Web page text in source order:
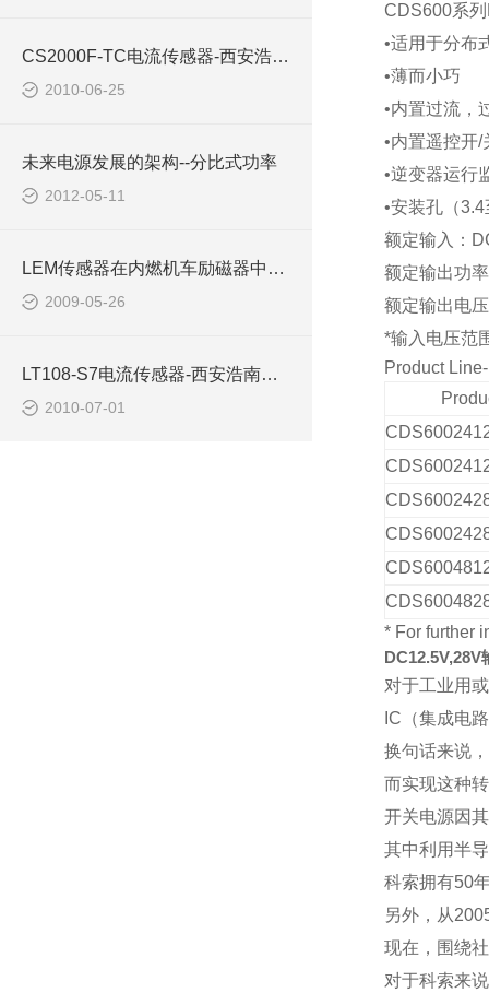
CS2000F-TC电流传感器-西安浩南电子科技商
2010-06-25
未来电源发展的架构--分比式功率
2012-05-11
LEM传感器在内燃机车励磁器中的应用西安浩南电子
2009-05-26
LT108-S7电流传感器-西安浩南电子科技有限公司
2010-07-01
CDS600系列
•适用于分布
•薄而小巧
•内置过流，
•内置遥控开/
•逆变器运行
•安装孔（3.4
额定输入：
额定输出功
额定输出电
*输入电压范
Product
* For further
DC12.5V,28V
对于工业用
IC（集成电
换句话来说
而实现这种
开关电源因
其中利用半
科索拥有50
另外，从
现在，围绕
对于科索来